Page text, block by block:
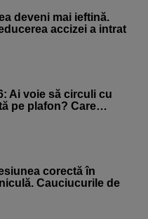
deveni mai ieftină.
accizei a intrat
Ai voie să circuli cu
pe plafon? Care…
corectă în
Cauciucurile de